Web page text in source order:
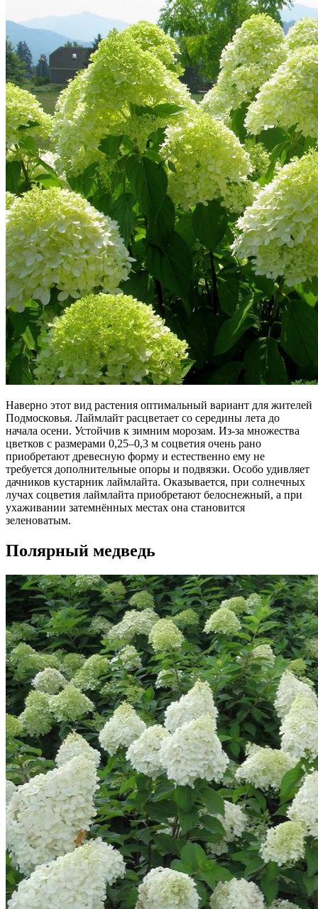
Наверно этот вид растения оптимальный вариант для жителей
Подмосковья. Лаймлайт расцветает со середины лета до
начала осени. Устойчив к зимним морозам. Из-за множества
цветков с размерами 0,25–0,3 м соцветия очень рано
приобретают древесную форму и естественно ему не
требуется дополнительные опоры и подвязки. Особо удивляет
дачников кустарник лаймлайта. Оказывается, при солнечных
лучах соцветия лаймлайта приобретают белоснежный, а при
ухаживании затемнённых местах она становится
зеленоватым.
Полярный медведь